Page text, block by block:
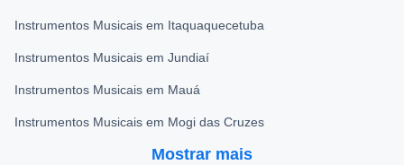
Instrumentos Musicais em Itaquaquecetuba
Instrumentos Musicais em Jundiaí
Instrumentos Musicais em Mauá
Instrumentos Musicais em Mogi das Cruzes
Mostrar mais